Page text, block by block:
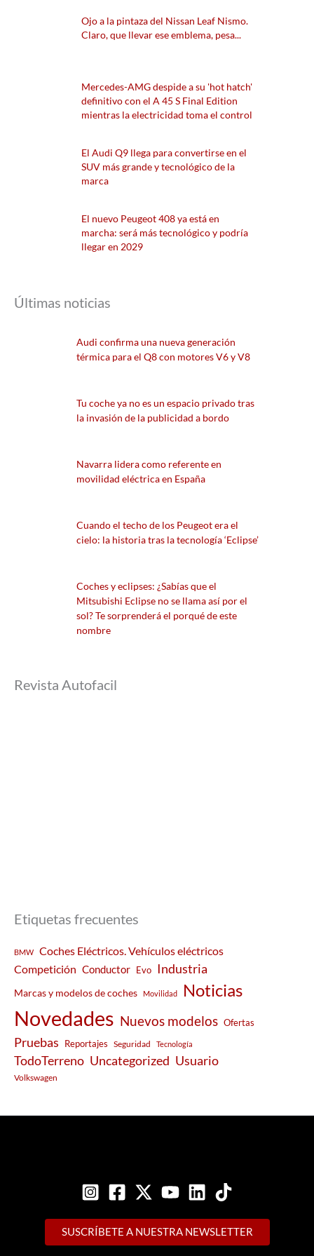
Ojo a la pintaza del Nissan Leaf Nismo.
Claro, que llevar ese emblema, pesa...
Mercedes-AMG despide a su 'hot hatch'
definitivo con el A 45 S Final Edition
mientras la electricidad toma el control
El Audi Q9 llega para convertirse en el
SUV más grande y tecnológico de la
marca
El nuevo Peugeot 408 ya está en
marcha: será más tecnológico y podría
llegar en 2029
Últimas noticias
Audi confirma una nueva generación
térmica para el Q8 con motores V6 y V8
Tu coche ya no es un espacio privado tras
la invasión de la publicidad a bordo
Navarra lidera como referente en
movilidad eléctrica en España
Cuando el techo de los Peugeot era el
cielo: la historia tras la tecnología ‘Eclipse’
Coches y eclipses: ¿Sabías que el
Mitsubishi Eclipse no se llama así por el
sol? Te sorprenderá el porqué de este
nombre
Revista Autofacil
Etiquetas frecuentes
BMW
Coches Eléctricos. Vehículos eléctricos
Competición Conductor Evo Industria
Marcas y modelos de coches Movilidad Noticias
Novedades Nuevos modelos Ofertas
Pruebas Reportajes Seguridad Tecnología
TodoTerreno Uncategorized Usuario
Volkswagen
SUSCRÍBETE A NUESTRA NEWSLETTER